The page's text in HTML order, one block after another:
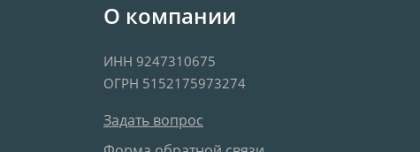
О компании
ИНН 9247310675
ОГРН 5152175973274
Задать вопрос